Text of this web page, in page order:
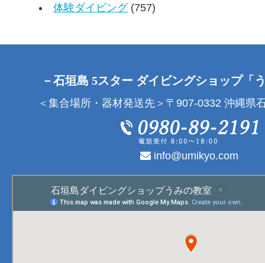
体験ダイビング(757)
－石垣島 5スター ダイビングショップ「
＜集合場所・器材発送先＞〒907-0332 沖縄県
info@umikyo.com